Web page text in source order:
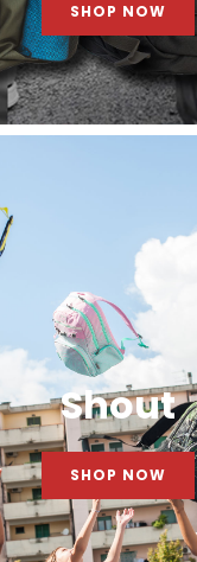
SHOP NOW
Shout
SHOP NOW